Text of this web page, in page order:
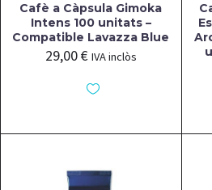
Cafè a Càpsula Gimoka
Intens 100 unitats –
Compatible Lavazza Blue
29,00€ IVA inclòs